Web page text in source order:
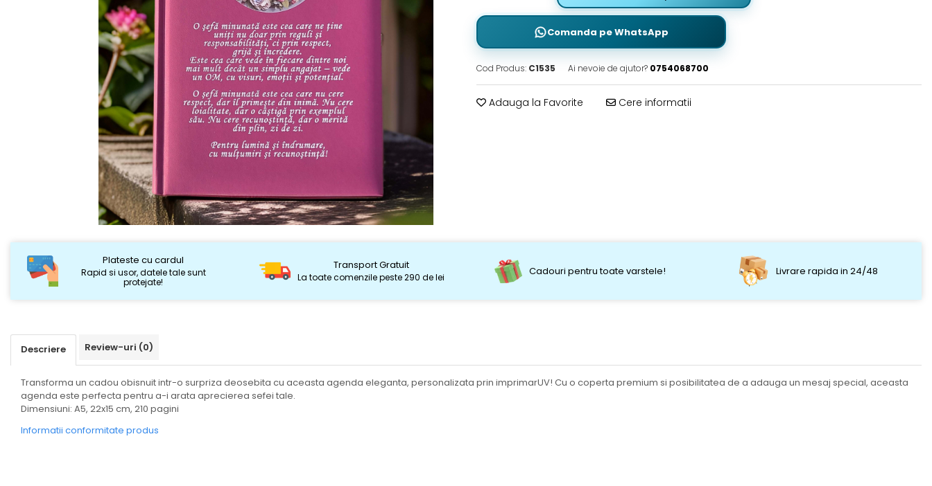
Comanda pe WhatsApp
Cod Produs: C1535 Ai nevoie de ajutor? 0754068700
Adauga la Favorite Cere informatii
Plateste cu cardul
Rapid si usor, datele tale sunt
protejate!
Transport Gratuit
La toate comenzile peste 290 de lei Cadouri pentru toate varstele! Livrare rapida in 24/48
Descriere Review-uri (0)
Transforma un cadou obisnuit intr-o surpriza deosebita cu aceasta agenda eleganta, personalizata prin imprimarUV! Cu o coperta premium si posibilitatea de a adauga un mesaj special, aceasta
agenda este perfecta pentru a-i arata aprecierea sefei tale.
Dimensiuni: A5, 22x15 cm, 210 pagini
Informatii conformitate produs